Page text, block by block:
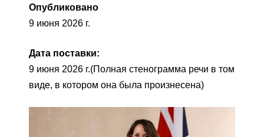
Опубликовано
9 июня 2026 г.
Дата поставки:
9 июня 2026 г.(Полная стенограмма речи в том
виде, в котором она была произнесена)